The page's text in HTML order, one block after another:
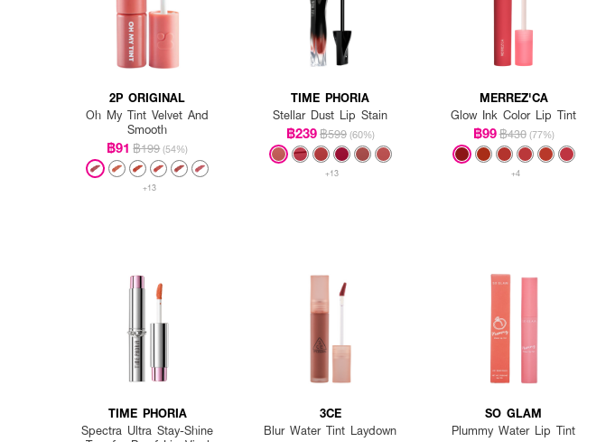
2P ORIGINAL
Oh My Tint Velvet And
Smooth
฿91 ฿199 (54%)
+13
TIME PHORIA
Stellar Dust Lip Stain
฿239฿599 (60%)
+13
MERREZ'CA
Glow Ink Color Lip Tint
฿99฿430 (77%)
+4
TIME PHORIA
Spectra Ultra Stay-Shine
3CE
Blur Water Tint Laydown
SO GLAM
Plummy Water Lip Tint